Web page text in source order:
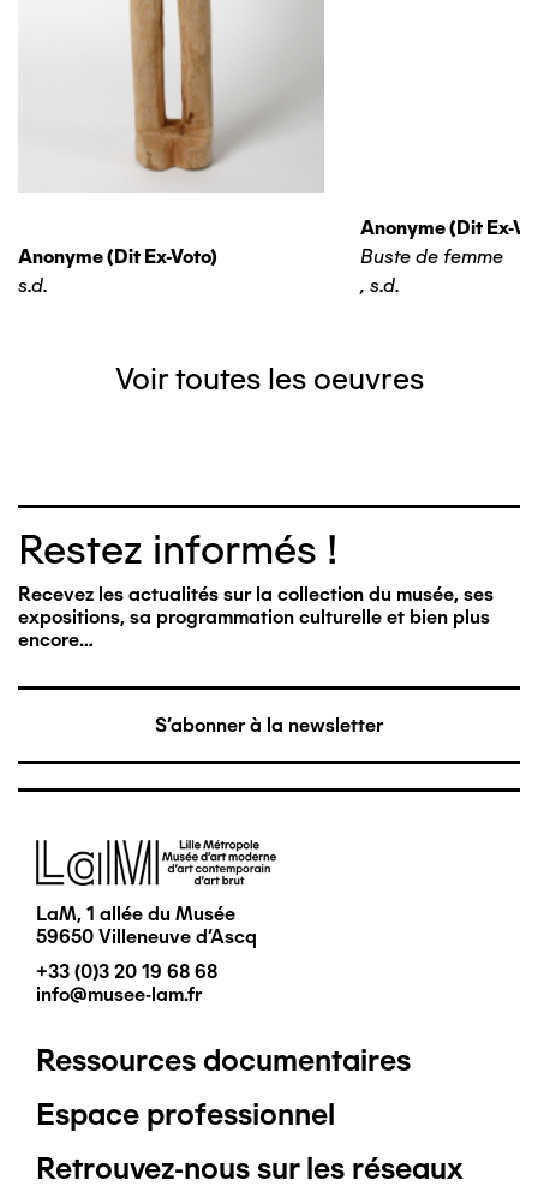
Anonyme (dit Ex-Voto)
s.d.
Anonyme (dit Ex-
Buste de femme
, s.d.
Voir toutes les oeuvres
Restez informés !
Recevez les actualités sur la collection du musée, ses
expositions, sa programmation culturelle et bien plus
encore…
S'abonner à la newsletter
Image
LaM, 1 allée du Musée
59650 Villeneuve d'Ascq
+33 (0)3 20 19 68 68
info@musee-lam.fr
Pied
de
Ressources documentaires
Espace professionnel
Retrouvez-nous sur les réseaux